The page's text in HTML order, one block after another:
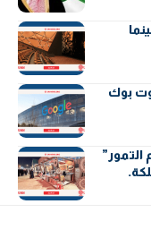
بوك